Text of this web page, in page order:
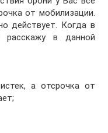
от мобилизации.
действует. Когда в
расскажу в данной
а отсрочка от